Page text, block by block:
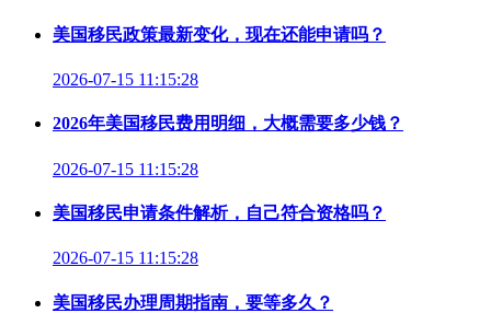
美国移民政策最新变化，现在还能申请吗？
2026-07-15 11:15:28
2026年美国移民费用明细，大概需要多少钱？
2026-07-15 11:15:28
美国移民申请条件解析，自己符合资格吗？
2026-07-15 11:15:28
美国移民办理周期指南，要等多久？